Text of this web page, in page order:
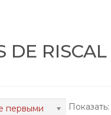
DE RISCAL
первыми Показать: